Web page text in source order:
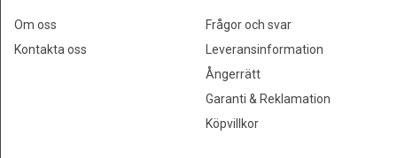
Om oss
Kontakta oss
Frågor och svar
Leveransinformation
Ångerrätt
Garanti & Reklamation
Köpvillkor